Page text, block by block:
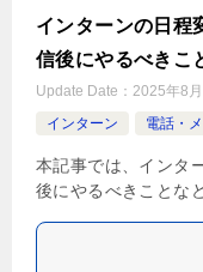
インターンの日程
信後にやるべきこ
Update Date： 2025年8
インターン
電話・
本記事では、インタ
後にやるべきことな